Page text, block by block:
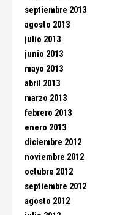
septiembre 2013
agosto 2013
julio 2013
junio 2013
mayo 2013
abril 2013
marzo 2013
febrero 2013
enero 2013
diciembre 2012
noviembre 2012
octubre 2012
septiembre 2012
agosto 2012